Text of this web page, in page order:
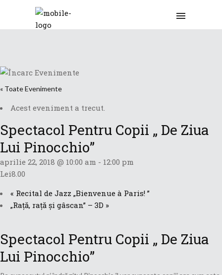
« Toate Evenimente
Acest eveniment a trecut.
Spectacol Pentru Copii „ De Ziua
Lui Pinocchio”
aprilie 22, 2018 @ 10:00 am - 12:00 pm
Lei8.00
« Recital de Jazz „Bienvenue à Paris! ”
„Rață, rață și gâscan” – 3D »
Spectacol Pentru Copii „ De Ziua
Lui Pinocchio”